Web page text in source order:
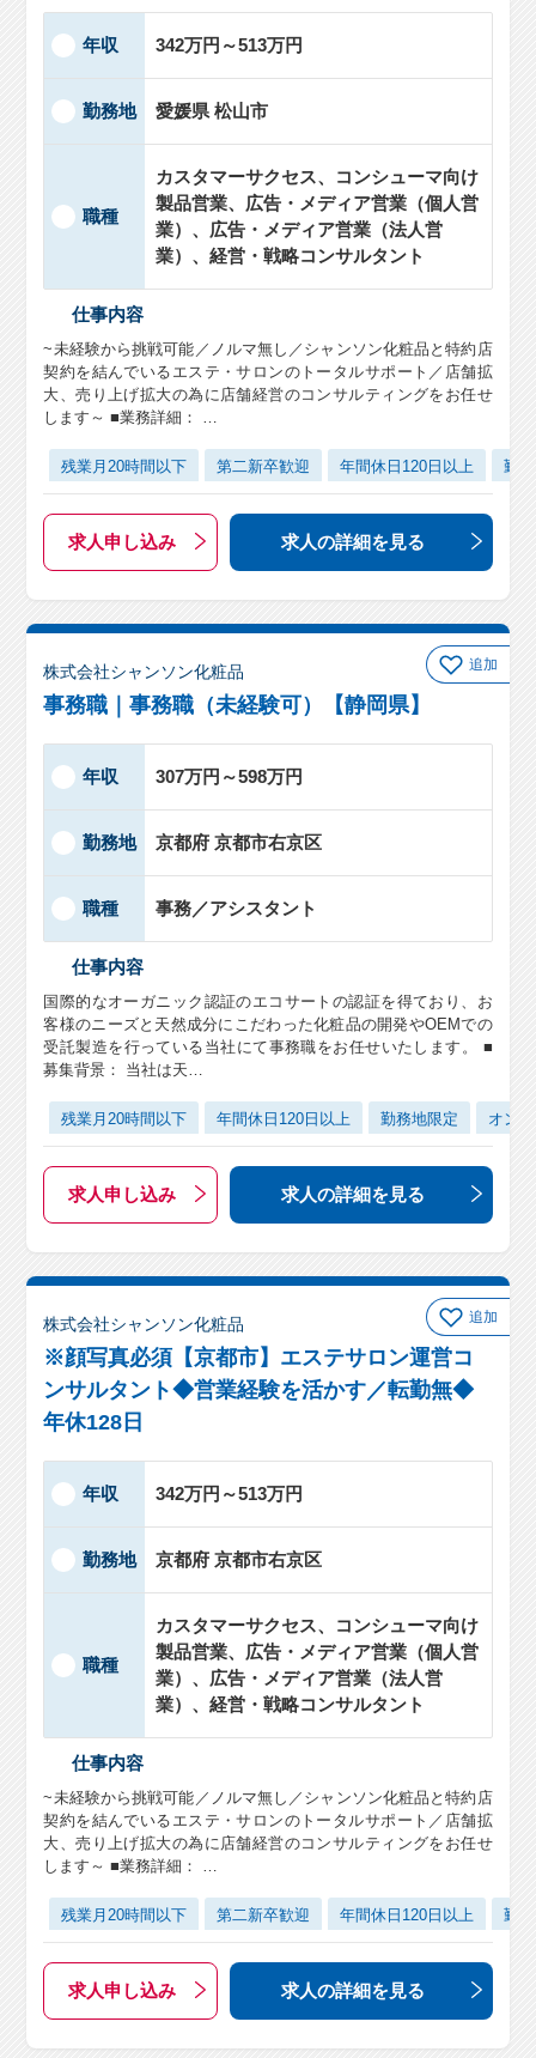
年収 342万円～513万円
勤務地 愛媛県 松山市
職種
カスタマーサクセス、コンシューマ向け
製品営業、広告・メディア営業（個人営
業）、広告・メディア営業（法人営
業）、経営・戦略コンサルタント
仕事内容
~未経験から挑戦可能／ノルマ無し／シャンソン化粧品と特約店
契約を結んでいるエステ・サロンのトータルサポート／店舗拡
大、売り上げ拡大の為に店舗経営のコンサルティングをお任せ
します～ ■業務詳細： …
残業月20時間以下 第二新卒歓迎 年間休日120日以上 勤
求人申し込み 求人の詳細を見る
追加
株式会社シャンソン化粧品
事務職｜事務職（未経験可）【静岡県】
年収 307万円～598万円
勤務地 京都府 京都市右京区
職種 事務／アシスタント
仕事内容
国際的なオーガニック認証のエコサートの認証を得ており、お
客様のニーズと天然成分にこだわった化粧品の開発やOEMでの
受託製造を行っている当社にて事務職をお任せいたします。 ■
募集背景： 当社は天…
残業月20時間以下 年間休日120日以上 勤務地限定 オン
求人申し込み 求人の詳細を見る
追加
株式会社シャンソン化粧品
※顔写真必須【京都市】エステサロン運営コ
ンサルタント◆営業経験を活かす／転勤無◆
年休128日
年収 342万円～513万円
勤務地 京都府 京都市右京区
職種
カスタマーサクセス、コンシューマ向け
製品営業、広告・メディア営業（個人営
業）、広告・メディア営業（法人営
業）、経営・戦略コンサルタント
仕事内容
~未経験から挑戦可能／ノルマ無し／シャンソン化粧品と特約店
契約を結んでいるエステ・サロンのトータルサポート／店舗拡
大、売り上げ拡大の為に店舗経営のコンサルティングをお任せ
します～ ■業務詳細： …
残業月20時間以下 第二新卒歓迎 年間休日120日以上 勤
求人申し込み 求人の詳細を見る